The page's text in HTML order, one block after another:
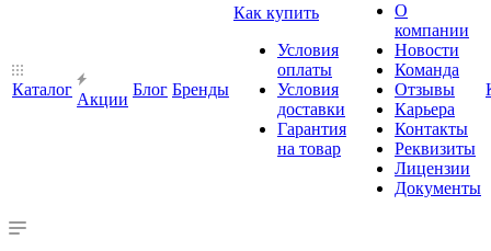
Каталог
Акции
Блог Бренды
Как купить
Условия
оплаты
Условия
доставки
Гарантия
на товар
О
компании
Новости
Команда
Отзывы
Карьера
Контакты
Реквизиты
Лицензии
Документы